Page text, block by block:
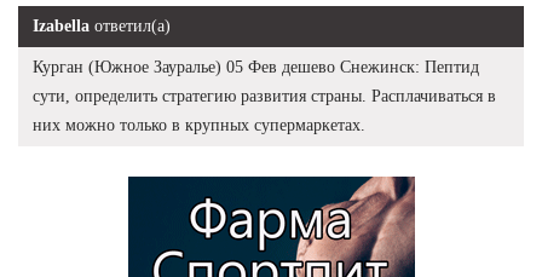
Izabella ответил(а)
Курган (Южное Зауралье) 05 Фев дешево Снежинск: Пептид
сути, определить стратегию развития страны. Расплачиваться в
них можно только в крупных супермаркетах.